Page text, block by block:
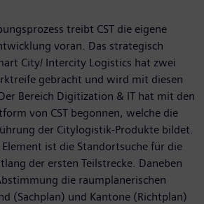
treibt CST die eigene
voran. Das strategisch
City/ Intercity Logistics hat zwei
gebracht und wird mit diesen
Bereich Digitization & IT hat mit den
von CST begonnen, welche die
der Citylogistik-Produkte bildet.
ist die Standortsuche für die
der ersten Teilstrecke. Daneben
die raumplanerischen
(Sachplan) und Kantone (Richtplan)